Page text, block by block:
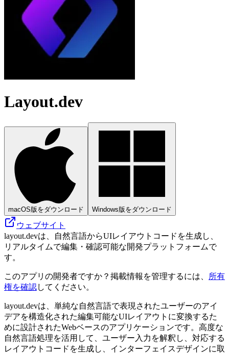
Layout.dev
macOS版をダウンロード Windows版をダウンロード
ウェブサイト
layout.devは、自然言語からUIレイアウトコードを生成し、
リアルタイムで編集・確認可能な開発プラットフォームで
す。
このアプリの開発者ですか？掲載情報を管理するには、
所有
権を確認してください。
layout.devは、単純な自然言語で表現されたユーザーのアイ
デアを構造化された編集可能なUIレイアウトに変換するた
めに設計されたWebベースのアプリケーションです。高度な
自然言語処理を活用して、ユーザー入力を解釈し、対応する
レイアウトコードを生成し、インターフェイスデザインに取